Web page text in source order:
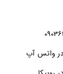
در واتس آپ